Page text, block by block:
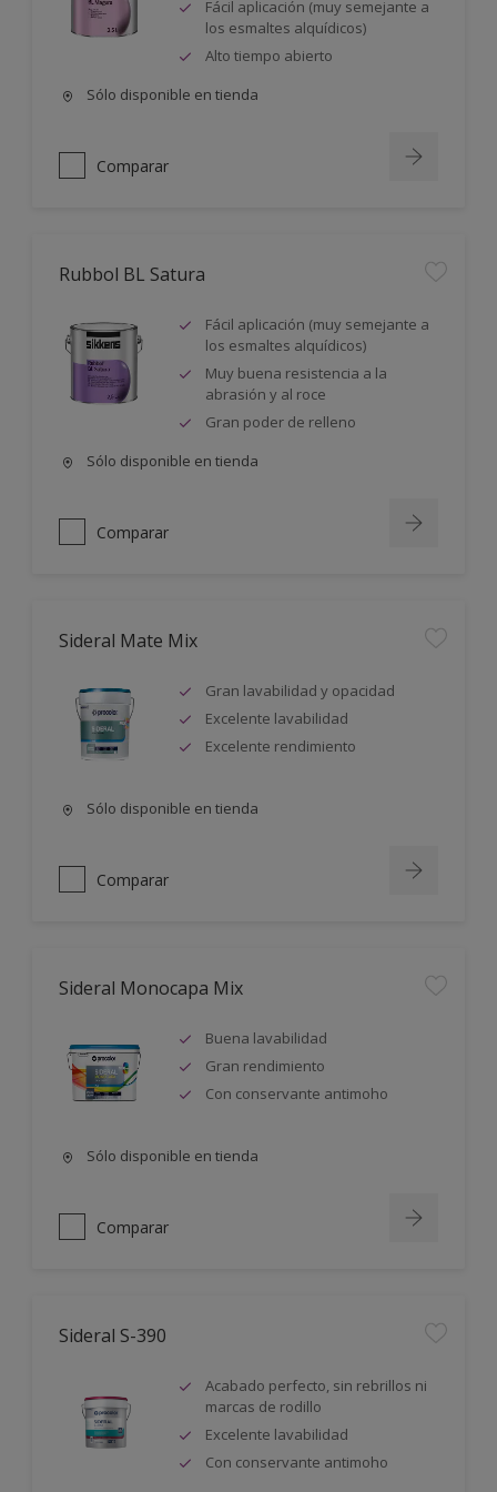
Fácil aplicación (muy semejante a
los esmaltes alquídicos)
Alto tiempo abierto
Sólo disponible en tienda
Comparar
Rubbol BL Satura
Fácil aplicación (muy semejante a
los esmaltes alquídicos)
Muy buena resistencia a la
abrasión y al roce
Gran poder de relleno
Sólo disponible en tienda
Comparar
Sideral Mate Mix
Gran lavabilidad y opacidad
Excelente lavabilidad
Excelente rendimiento
Sólo disponible en tienda
Comparar
Sideral Monocapa Mix
Buena lavabilidad
Gran rendimiento
Con conservante antimoho
Sólo disponible en tienda
Comparar
Sideral S-390
Acabado perfecto, sin rebrillos ni
marcas de rodillo
Excelente lavabilidad
Con conservante antimoho